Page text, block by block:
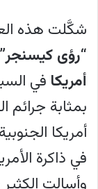
شكَّلت هذه
“رؤى
أمريكا في
بمثابة جرائم
أمريكا
في ذاكرة